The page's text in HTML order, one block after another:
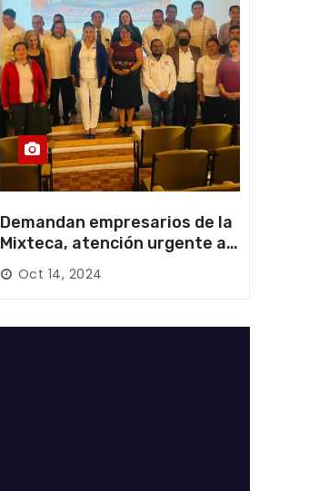
Demandan empresarios de la
Mixteca, atención urgente a
las carreteras locales y
federales
Oct 14, 2024